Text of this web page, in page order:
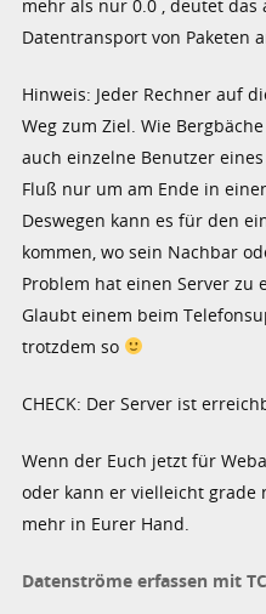
mehr als nur 0.0 , deutet das
Datentransport von Paketen
Hinweis: Jeder Rechner auf
Weg zum Ziel. Wie
auch einzelne Benutzer
Fluß nur um am Ende in
Deswegen kann es für den
kommen, wo sein Nachbar
Problem hat einen Server zu
Glaubt einem beim
trotzdem so
CHECK: Der Server ist
Wenn der Euch jetzt für
oder kann er vielleicht grade
mehr in Eurer Hand.
Datenströme erfassen mit